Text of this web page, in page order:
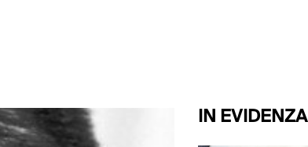
IN EVIDENZA